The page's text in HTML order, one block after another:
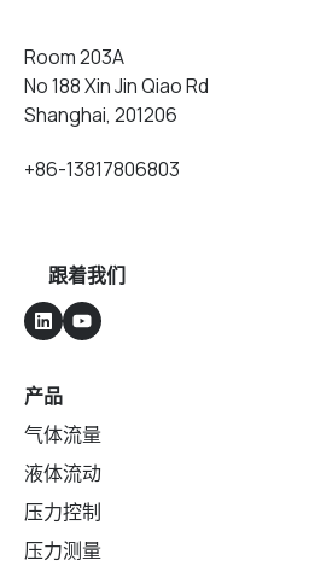
Room 203A
No 188 Xin Jin Qiao Rd
Shanghai, 201206
+86-13817806803
跟着我们
产品
气体流量
液体流动
压力控制
压力测量